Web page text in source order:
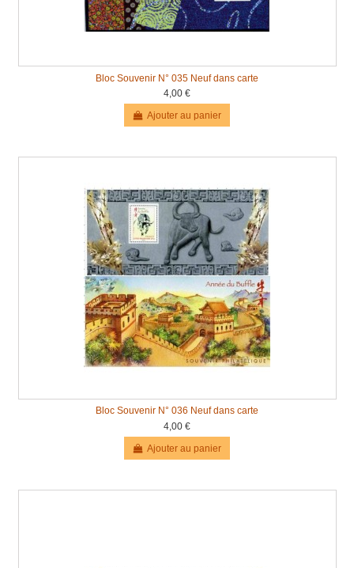
Bloc Souvenir N° 035 Neuf dans carte
4,00 €
Ajouter au panier
Bloc Souvenir N° 036 Neuf dans carte
4,00 €
Ajouter au panier